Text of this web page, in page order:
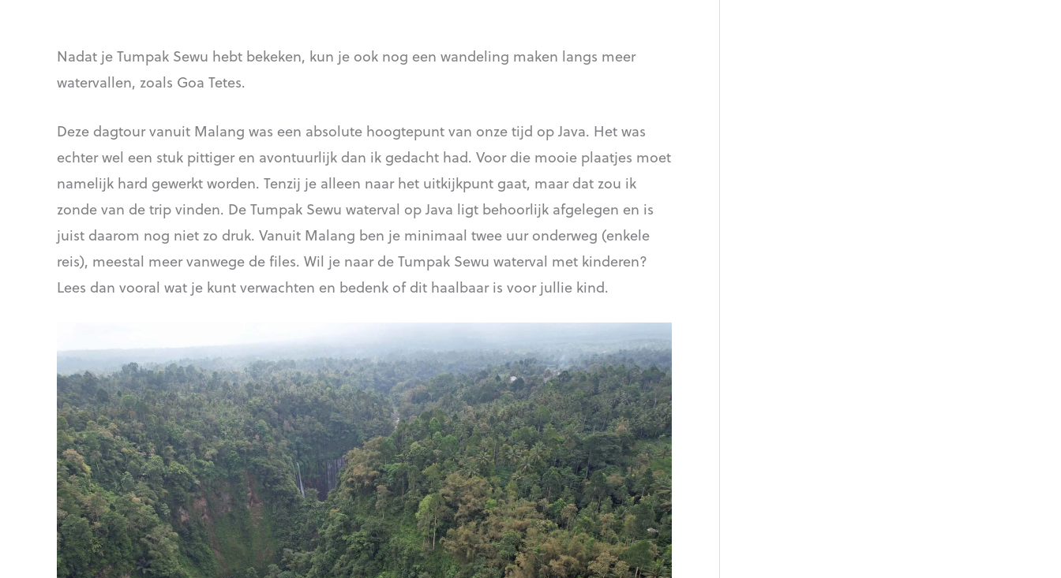
Nadat je Tumpak Sewu hebt bekeken, kun je ook nog een wandeling maken langs meer
watervallen, zoals Goa Tetes.
Deze dagtour vanuit Malang was een absolute hoogtepunt van onze tijd op Java. Het was
echter wel een stuk pittiger en avontuurlijk dan ik gedacht had. Voor die mooie plaatjes moet
namelijk hard gewerkt worden. Tenzij je alleen naar het uitkijkpunt gaat, maar dat zou ik
zonde van de trip vinden. De Tumpak Sewu waterval op Java ligt behoorlijk afgelegen en is
juist daarom nog niet zo druk. Vanuit Malang ben je minimaal twee uur onderweg (enkele
reis), meestal meer vanwege de files. Wil je naar de Tumpak Sewu waterval met kinderen?
Lees dan vooral wat je kunt verwachten en bedenk of dit haalbaar is voor jullie kind.